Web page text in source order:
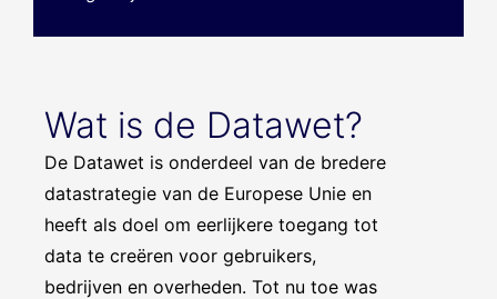
Wat is de Datawet?
De Datawet is onderdeel van de bredere
datastrategie van de Europese Unie en
heeft als doel om eerlijkere toegang tot
data te creëren voor gebruikers,
bedrijven en overheden. Tot nu toe was